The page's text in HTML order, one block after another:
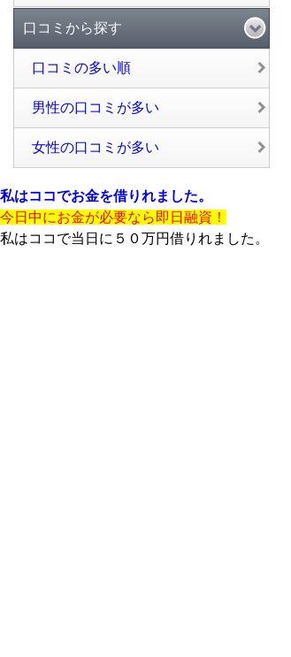
口コミから探す
口コミの多い順
男性の口コミが多い
女性の口コミが多い
私はココでお金を借りれました。
今日中にお金が必要なら即日融資！
私はココで当日に５０万円借りれました。